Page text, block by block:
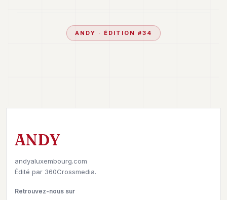
ANDY · ÉDITION #34
ANDY
andyaluxembourg.com
Édité par 360Crossmedia.
Retrouvez-nous sur